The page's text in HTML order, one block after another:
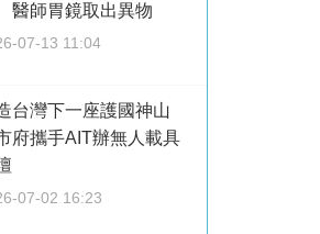
師胃鏡取出異物
07-13 11:04
台灣下一座護國神山
府攜手AIT辦無人載具
07-02 16:23